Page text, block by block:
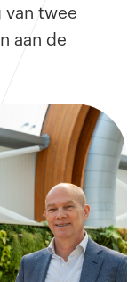
van twee
aan de